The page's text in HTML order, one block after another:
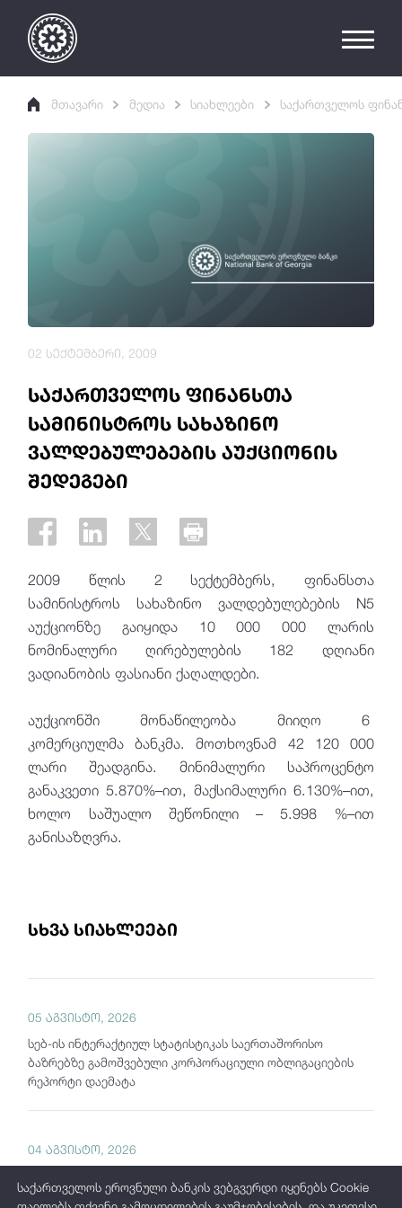
მთავარი მედია სიახლეები საქართველოს
საქართველოს ფინანსთა
სამინისტროს სახაზინო
ვალდებულებების აუქციონის
შედეგები
02 სექტემბერი, 2009
2009 წლის 2 სექტემბერს, ფინანსთა
სამინისტროს სახაზინო ვალდებულებების N5
აუქციონზე გაიყიდა 10 000 000 ლარის
ნომინალური ღირებულების 182 დღიანი
ვადიანობის ფასიანი ქაღალდები.
აუქციონში მონაწილეობა მიიღო 6
კომერციულმა ბანკმა. მოთხოვნამ 42 120 000
ლარი შეადგინა. მინიმალური საპროცენტო
განაკვეთი 5.870%–ით, მაქსიმალური 6.130%–ით,
ხოლო საშუალო შეწონილი – 5.998 %–ით
განისაზღვრა.
სხვა სიახლეები
05 აგვისტო, 2026
სებ-ის ინტერაქტიულ სტატისტიკას საერთაშორისო
ბაზრებზე გამოშვებული კორპორაციული ობლიგაციების
რეპორტი დაემატა
04 აგვისტო, 2026
აქვეყნებს
საქართველოს ეროვნული ბანკის ვებგვერდი იყენებს Cookie